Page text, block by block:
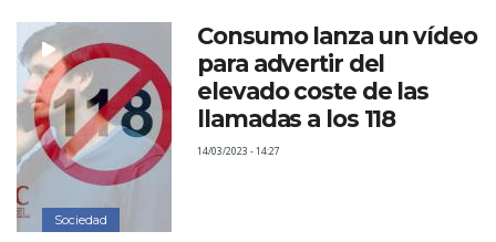
de
ayuda
a
la
navegación
Sociedad
Consumo lanza un vídeo
para advertir del
elevado coste de las
llamadas a los 118
14/03/2023 - 14:27